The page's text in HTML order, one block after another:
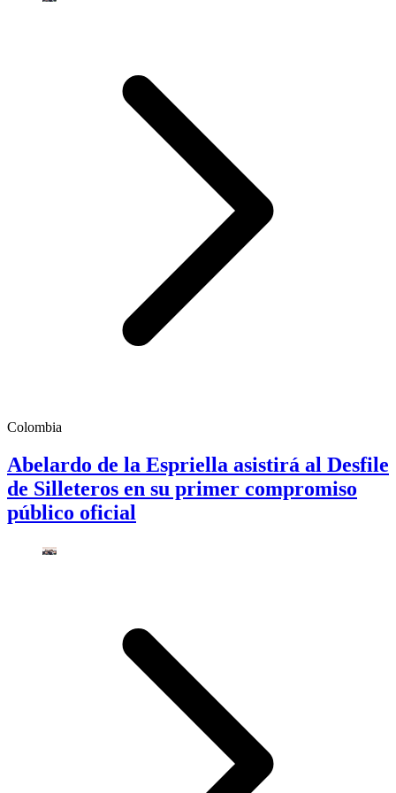
Colombia
Abelardo de la Espriella asistirá al Desfile
de Silleteros en su primer compromiso
público oficial